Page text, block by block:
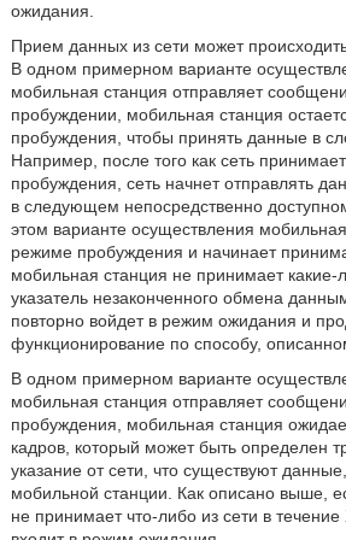
ожидания.
Прием данных из сети может
В одном примерном варианте
мобильная станция отправляет
пробуждении, мобильная станция
пробуждения, чтобы принять данные в
Например, после того как сеть
пробуждения, сеть начнет отправлять
в следующем непосредственно
этом варианте осуществления
режиме пробуждения и начинает
мобильная станция не принимает
указатель незаконченного обмена
повторно войдет в режим ожидания и
функционирование по способу,
В одном примерном варианте
мобильная станция отправляет
пробуждения, мобильная станция
кадров, который может быть определен
указание от сети, что существуют
мобильной станции. Как описано выше,
не принимает что-либо из сети в